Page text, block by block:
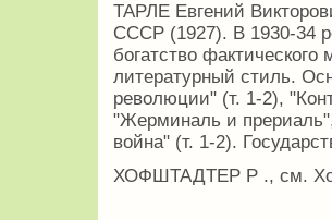
ТАРЛЕ Евгений
СССР (1927). В 1930-34
богатство
литературный стиль.
революции" (т. 1-2),
"Жерминаль и
война" (т. 1-2).
ХОФШТАДТЕР Р ., см.